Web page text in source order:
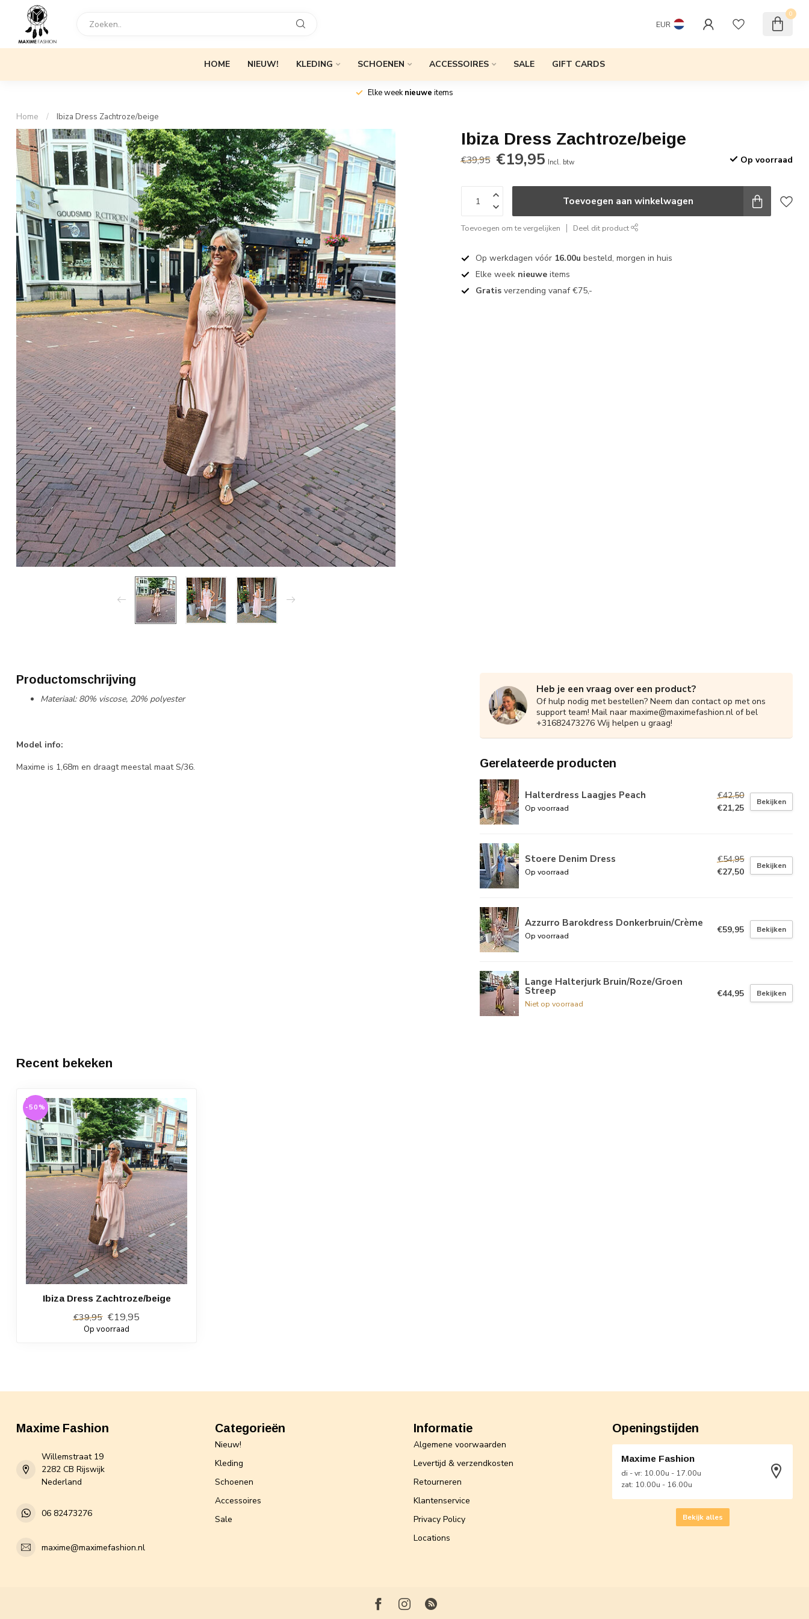
EUR
0
HOME NIEUW! KLEDING SCHOENEN ACCESSOIRES SALE GIFT CARDS
Elke weeknieuwe items
Home / Ibiza Dress Zachtroze/beige
Ibiza Dress Zachtroze/beige
€39,95 €19,95 Incl. btw Op voorraad
Toevoegen aan winkelwagen
Toevoegen om te vergelijken Deel dit product
Op werkdagen vóór 16.00u besteld, morgen in huis
Elke week nieuwe items
Gratis verzending vanaf €75,-
Productomschrijving
Materiaal: 80% viscose, 20% polyester
Model info:
Maxime is 1,68m en draagt meestal maat S/36.
Heb je een vraag over een product?
Of hulp nodig met bestellen? Neem dan contact op met ons
support team! Mail naar maxime@maximefashion.nl of bel
+31682473276 Wij helpen u graag!
Gerelateerde producten
Halterdress Laagjes Peach
Op voorraad
€42,50
€21,25
Bekijken
Stoere Denim Dress
Op voorraad
€54,95
€27,50
Bekijken
Azzurro Barokdress Donkerbruin/Crème
Op voorraad
€59,95 Bekijken
Lange Halterjurk Bruin/Roze/Groen
Streep
Niet op voorraad
€44,95 Bekijken
Recent bekeken
-50%
Ibiza Dress Zachtroze/beige
€39,95 €19,95
Op voorraad
Maxime Fashion
Willemstraat 19
2282 CB Rijswijk
Nederland
06 82473276
maxime@maximefashion.nl
Categorieën
Nieuw!
Kleding
Schoenen
Accessoires
Sale
Informatie
Algemene voorwaarden
Levertijd & verzendkosten
Retourneren
Klantenservice
Privacy Policy
Locations
Openingstijden
Maxime Fashion
di - vr: 10.00u - 17.00u
zat: 10.00u - 16.00u
Bekijk alles